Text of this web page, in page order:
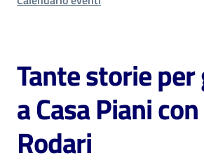
Cosa
puoi
fare
Salta al contenuto
Tante storie per
a Casa Piani
Rodari